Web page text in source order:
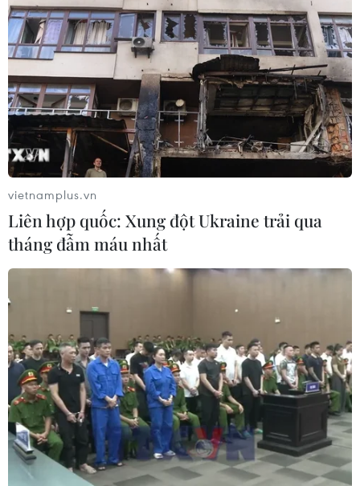
vietnamplus.vn
Liên hợp quốc: Xung đột Ukraine trải qua
tháng đẫm máu nhất